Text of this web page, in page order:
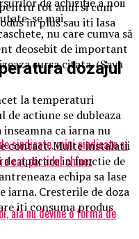
se mai
nu care cumva să
deosebit de important
sursa citata. (Sava
sindicate, mini sindicate si
cat partidul chinez
ala nu devine o forma de
tot anul si cum
in plus sau iti lasa
dozajul
la temperaturi
de actiune se dubleaza
ca iarna nu
contact. Multe instalatii
aplicare in functie de
echipa sa lase
iarna. Cresterile de doza
iti consuma produs